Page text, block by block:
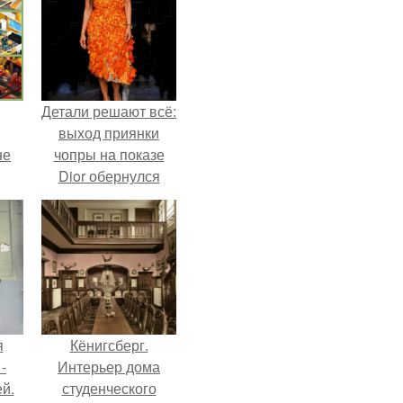
Детали решают всё:
выход приянки
чопры на показе
Dior обернулся
шквалом критики
из-за небрежного
пошива.
Кёнигсберг.
Интерьер дома
студенческого